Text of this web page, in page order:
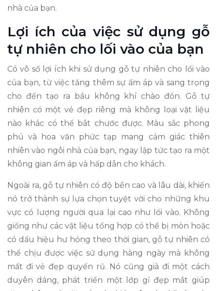
nhà của bạn.
Lợi ích của việc sử dụng gỗ
tự nhiên cho lối vào của bạn
Có vô số lợi ích khi sử dụng gỗ tự nhiên cho lối vào
của bạn, từ việc tăng thêm sự ấm áp và sang trọng
cho đến tạo ra bầu không khí chào đón. Gỗ tự
nhiên có một vẻ đẹp riêng mà không loại vật liệu
nào khác có thể bắt chước được. Màu sắc phong
phú và hoa văn phức tạp mang cảm giác thiên
nhiên vào ngôi nhà của bạn, ngay lập tức tạo ra một
không gian ấm áp và hấp dẫn cho khách.
Ngoài ra, gỗ tự nhiên có độ bền cao và lâu dài, khiến
nó trở thành sự lựa chọn tuyệt vời cho những khu
vực có lượng người qua lại cao như lối vào. Không
giống như các vật liệu tổng hợp có thể bị mòn hoặc
có dấu hiệu hư hỏng theo thời gian, gỗ tự nhiên có
thể chịu được việc sử dụng hàng ngày mà không
mất đi vẻ đẹp quyến rũ. Nó cũng già đi một cách
duyên dáng, phát triển một lớp gỉ đẹp mắt giúp